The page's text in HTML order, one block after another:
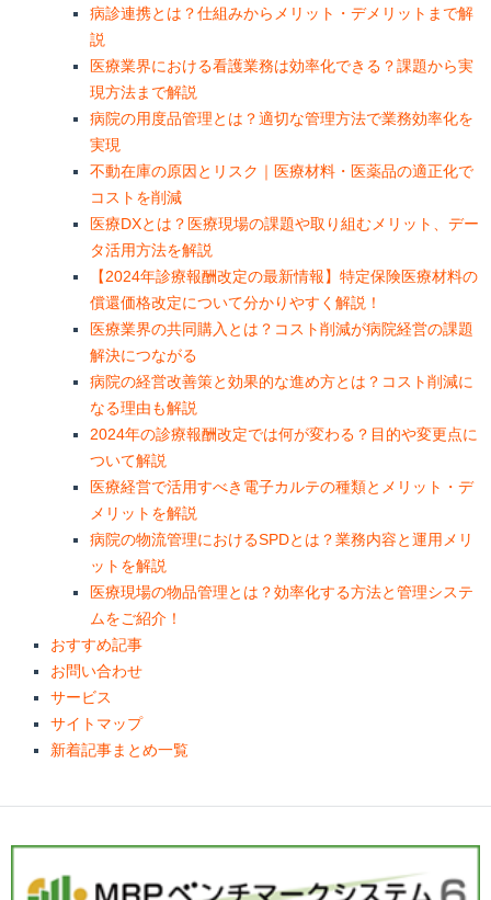
病診連携とは？仕組みからメリット・デメリットまで解
説
医療業界における看護業務は効率化できる？課題から実
現方法まで解説
病院の用度品管理とは？適切な管理方法で業務効率化を
実現
不動在庫の原因とリスク｜医療材料・医薬品の適正化で
コストを削減
医療DXとは？医療現場の課題や取り組むメリット、デー
タ活用方法を解説
【2024年診療報酬改定の最新情報】特定保険医療材料の
償還価格改定について分かりやすく解説！
医療業界の共同購入とは？コスト削減が病院経営の課題
解決につながる
病院の経営改善策と効果的な進め方とは？コスト削減に
なる理由も解説
2024年の診療報酬改定では何が変わる？目的や変更点に
ついて解説
医療経営で活用すべき電子カルテの種類とメリット・デ
メリットを解説
病院の物流管理におけるSPDとは？業務内容と運用メリ
ットを解説
医療現場の物品管理とは？効率化する方法と管理システ
ムをご紹介！
おすすめ記事
お問い合わせ
サービス
サイトマップ
新着記事まとめ一覧